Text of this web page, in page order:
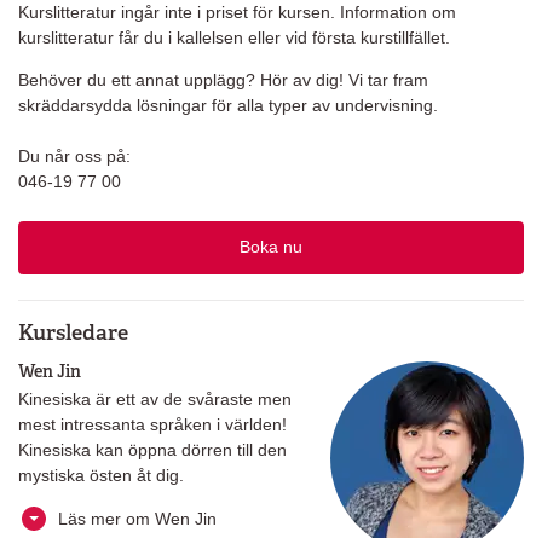
Kurslitteratur ingår inte i priset för kursen. Information om
kurslitteratur får du i kallelsen eller vid första kurstillfället.
Behöver du ett annat upplägg? Hör av dig! Vi tar fram
skräddarsydda lösningar för alla typer av undervisning.
Du når oss på:
046-19 77 00
Boka nu
Kursledare
Wen Jin
Kinesiska är ett av de svåraste men
mest intressanta språken i världen!
Kinesiska kan öppna dörren till den
mystiska östen åt dig.
Läs mer om Wen Jin